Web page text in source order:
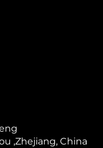
,Zhejiang, China